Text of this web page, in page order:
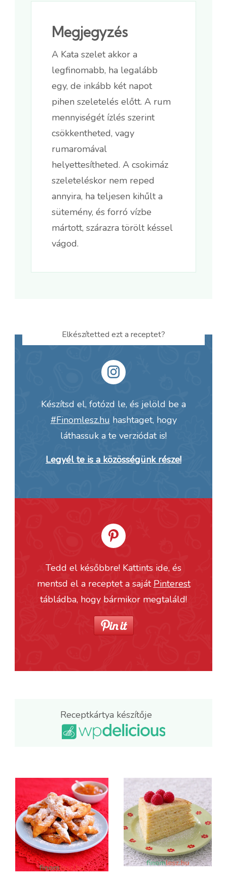
Megjegyzés
A Kata szelet akkor a
legfinomabb, ha legalább
egy, de inkább két napot
pihen szeletelés előtt. A rum
mennyiségét ízlés szerint
csökkentheted, vagy
rumaromával
helyettesítheted. A csokimáz
szeleteléskor nem reped
annyira, ha teljesen kihűlt a
sütemény, és forró vízbe
mártott, szárazra törölt késsel
vágod.
Elkészítetted ezt a receptet?
Készítsd el, fotózd le, és jelöld be a
#Finomlesz.hu hashtaget, hogy
láthassuk a te verziódat is!
Legyél te is a közösségünk része!
Tedd el későbbre! Kattints ide, és
mentsd el a receptet a saját Pinterest
tábládba, hogy bármikor megtaláld!
Receptkártya készítője